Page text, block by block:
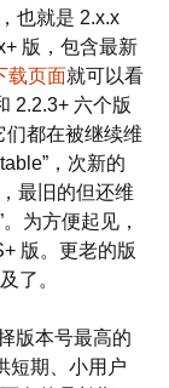
也就是 2.x.x
版，包含最新
载页面就可以看
2.2.3+ 六个版
们都在被继续维
，次新的
最旧的但还维
为方便起见，
版。更老的版
了。
版本号最高的
短期、小用户